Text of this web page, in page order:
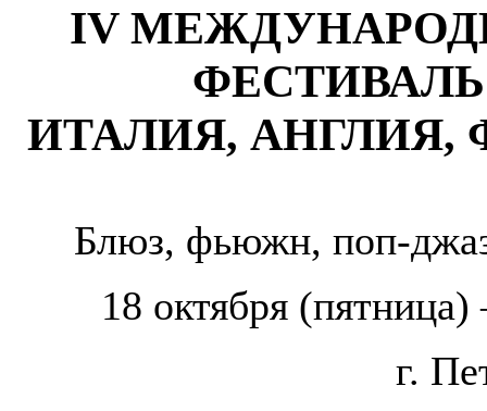
IV
ФЕСТИВАЛЬ
ИТАЛИЯ,
Блюз, фьюжн, поп-
18 октября (пятница)
г.